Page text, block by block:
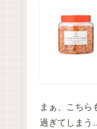
まぁ、こちら
過ぎてしまう